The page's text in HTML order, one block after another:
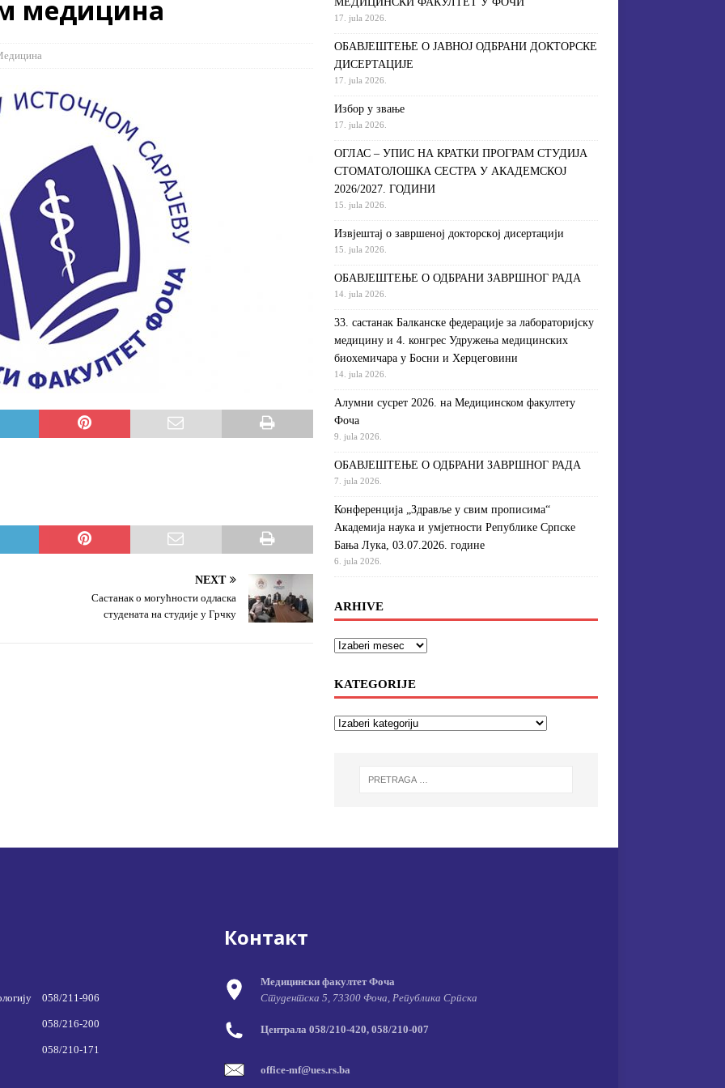
НА КРАТКИ ПРОГРАМ СТУДИЈА СТОМАТОЛОШКА СЕСТРА У
ЛИСТА, ПРВИ УПИСНИ РОК ДРУГИ ЦИКЛУС СТУДИЈА –
ОБАВЈЕШТЕЊА
медицина
NEXT
Састанак о могућности одласка
студената на студије у Грчку
17. jula 2026.
ОБАВЈЕШТЕЊЕ О ЈАВНОЈ ОДБРАНИ ДОКТОРСКЕ
ДИСЕРТАЦИЈЕ
17. jula 2026.
Избор у звање
17. jula 2026.
ОГЛАС – УПИС НА КРАТКИ ПРОГРАМ СТУДИЈА
СТОМАТОЛОШКА СЕСТРА У АКАДЕМСКОЈ
2026/2027. ГОДИНИ
15. jula 2026.
Извjeштaj o зaвршeнoj дoктoрскoj дисeртaциjи
15. jula 2026.
ОБАВЈЕШТЕЊЕ О ОДБРАНИ ЗАВРШНОГ РАДА
14. jula 2026.
33. састанак Балканске федерације за лабораторијску
медицину и 4. конгрес Удружења медицинских
биохемичара у Босни и Херцеговини
14. jula 2026.
Алумни сусрет 2026. на Медицинском факултету
Фоча
9. jula 2026.
ОБАВЈЕШТЕЊЕ О ОДБРАНИ ЗАВРШНОГ РАДА
7. jula 2026.
Конференција „Здравље у свим прописима“
Академија наука и умјетности Републике Српске
Бања Лука, 03.07.2026. године
6. jula 2026.
ARHIVE
KATEGORIJE
058/211-906
058/216-200
058/210-171
Контакт
Медицински факултет Фоча
Студентска 5, 73300 Фоча, Република Српска
Централа 058/210-420, 058/210-007
office-mf@ues.rs.ba